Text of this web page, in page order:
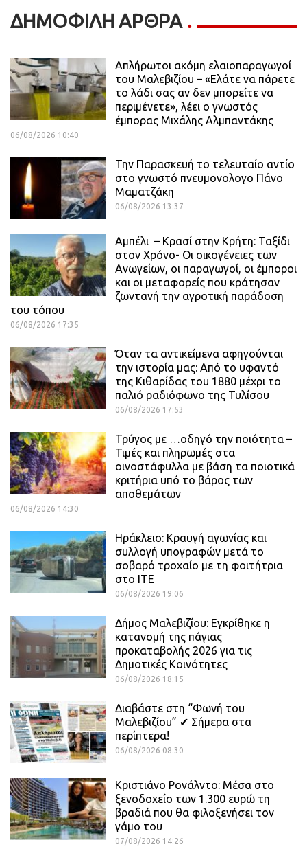
ΔΗΜΟΦΙΛΗ ΑΡΘΡΑ
Απλήρωτοι ακόμη ελαιοπαραγωγοί
του Μαλεβιζίου – «Ελάτε να πάρετε
το λάδι σας αν δεν μπορείτε να
περιμένετε», λέει ο γνωστός
έμπορας Μιχάλης Αλμπαντάκης
06/08/2026 10:40
Την Παρασκευή το τελευταίο αντίο
στο γνωστό πνευμονολογο Πάνο
Μαματζάκη
06/08/2026 13:37
Αμπέλι – Κρασί στην Κρήτη: Ταξίδι
στον Χρόνο- Οι οικογένειες των
Ανωγείων, οι παραγωγοί, οι έμποροι
και οι μεταφορείς που κράτησαν
ζωντανή την αγροτική παράδοση
του τόπου
06/08/2026 17:35
Όταν τα αντικείμενα αφηγούνται
την ιστορία μας: Από το υφαντό
της Κιθαρίδας του 1880 μέχρι το
παλιό ραδιόφωνο της Τυλίσου
06/08/2026 17:53
Τρύγος με …οδηγό την ποιότητα –
Τιμές και πληρωμές στα
οινοστάφυλλα με βάση τα ποιοτικά
κριτήρια υπό το βάρος των
αποθεμάτων
06/08/2026 14:30
Ηράκλειο: Κραυγή αγωνίας και
συλλογή υπογραφών μετά το
σοβαρό τροχαίο με τη φοιτήτρια
στο ΙΤΕ
06/08/2026 19:06
Δήμος Μαλεβιζίου: Εγκρίθηκε η
κατανομή της πάγιας
προκαταβολής 2026 για τις
Δημοτικές Κοινότητες
06/08/2026 18:15
Διαβάστε στη “Φωνή του
Μαλεβιζίου” ✔ Σήμερα στα
περίπτερα!
06/08/2026 08:30
Κριστιάνο Ρονάλντο: Μέσα στο
ξενοδοχείο των 1.300 ευρώ τη
βραδιά που θα φιλοξενήσει τον
γάμο του
07/08/2026 14:26